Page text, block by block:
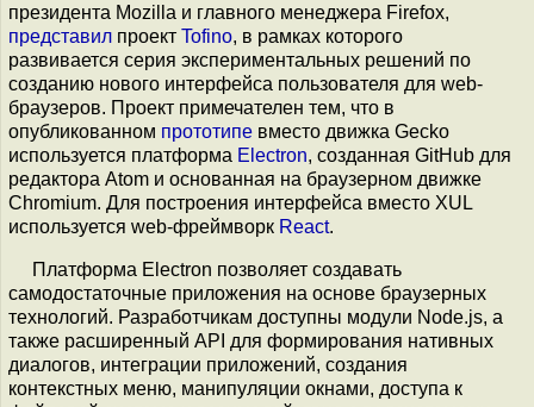
президента Mozilla и главного менеджера Firefox,
представил проект Tofino, в рамках которого
развивается серия экспериментальных решений по
созданию нового интерфейса пользователя для web-
браузеров. Проект примечателен тем, что в
опубликованном прототипе вместо движка Gecko
используется платформа Electron, созданная GitHub для
редактора Atom и основанная на браузерном движке
Chromium. Для построения интерфейса вместо XUL
используется web-фреймворк React.
Платформа Electron позволяет создавать
самодостаточные приложения на основе браузерных
технологий. Разработчикам доступны модули Node.js, а
также расширенный API для формирования нативных
диалогов, интеграции приложений, создания
контекстных меню, манипуляции окнами, доступа к